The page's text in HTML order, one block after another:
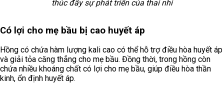
thúc đẩy sự phát triển của thai nhi
Có lợi cho mẹ bầu bị cao huyết áp
Hồng có chứa hàm lượng kali cao có thể hỗ trợ điều hòa huyết áp
và giải tỏa căng thẳng cho mẹ bầu. Đồng thời, trong hồng còn
chứa nhiều khoáng chất có lợi cho mẹ bầu, giúp điều hòa thần
kinh, ổn định huyết áp.